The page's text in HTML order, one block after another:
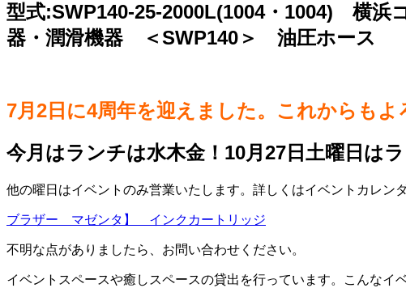
型式:SWP140-25-2000L(1004・1004) 横
器・潤滑機器 ＜SWP140＞ 油圧ホース
7月2日に4周年を迎えました。これからもよ
今月はランチは水木金！10月27日土曜日は
他の曜日はイベントのみ営業いたします。詳しくはイベントカレン
ブラザー マゼンタ】 インクカートリッジ
不明な点がありましたら、お問い合わせください。
イベントスペースや癒しスペースの貸出を行っています。こんなイ